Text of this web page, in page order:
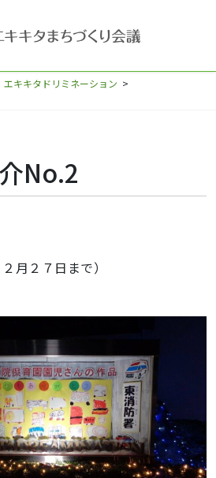
エキキタドリミネーション >
No.2
月２７日まで）